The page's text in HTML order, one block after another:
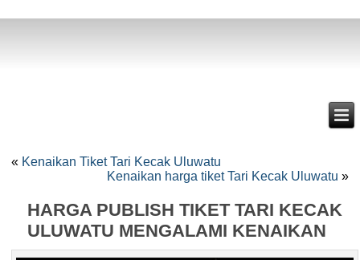
« Kenaikan Tiket Tari Kecak Uluwatu
Kenaikan harga tiket Tari Kecak Uluwatu »
HARGA PUBLISH TIKET TARI KECAK
ULUWATU MENGALAMI KENAIKAN